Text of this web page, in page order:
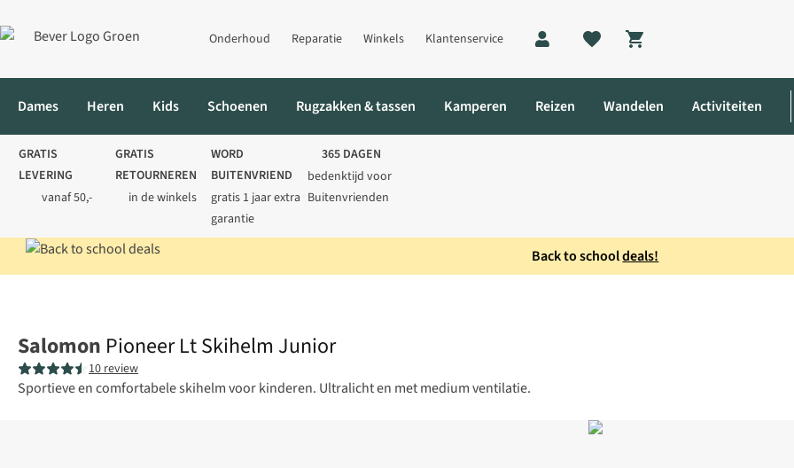
Onderhoud Reparatie Winkels Klantenservice
Shopping cart
Dames Heren Kids Schoenen Rugzakken & tassen Kamperen Reizen Wandelen Activiteiten
GRATIS
LEVERING
vanaf 50,-
GRATIS
RETOURNEREN
in de winkels
WORD
BUITENVRIEND
gratis 1 jaar extra
garantie
365 DAGEN
bedenktijd voor
Buitenvrienden
Back to schooldeals!
Salomon Pioneer Lt Skihelm Junior
10 review
Sportieve en comfortabele skihelm voor kinderen. Ultralicht en met medium ventilatie.